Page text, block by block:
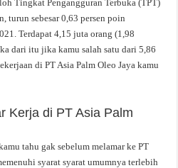
Tingkat Pengangguran Terbuka (TPT)
turun sebesar 0,63 persen poin
Terdapat 4,15 juta orang (1,98
dari itu jika kamu salah satu dari 5,86
di PT Asia Palm Oleo Jaya kamu
Kerja di PT Asia Palm
tahu gak sebelum melamar ke PT
syarat syarat umumnya terlebih